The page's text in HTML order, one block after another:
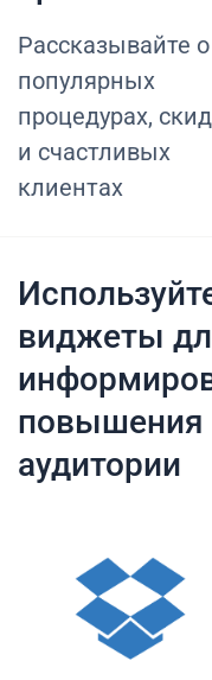
Рассказывайте о
популярных
процедурах,
и счастливых
клиентах
виджеты
повышения
аудитории